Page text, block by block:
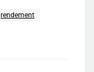
rendement